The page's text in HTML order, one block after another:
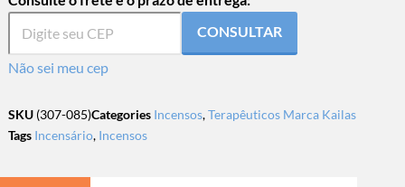
CONSULTAR
Não sei meu cep
SKU (307-085)Categories Incensos,Terapêuticos Marca Kailas
Tags Incensário, Incensos